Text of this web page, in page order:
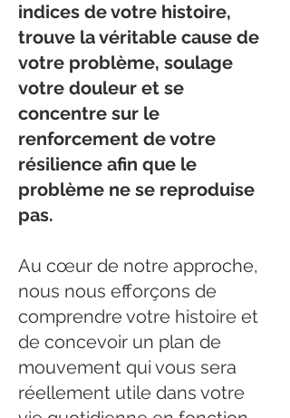
indices de votre histoire,
trouve la véritable cause de
votre problème, soulage
votre douleur et se
concentre sur le
renforcement de votre
résilience afin que le
problème ne se reproduise
pas.
Au cœur de notre approche,
nous nous efforçons de
comprendre votre histoire et
de concevoir un plan de
mouvement qui vous sera
réellement utile dans votre